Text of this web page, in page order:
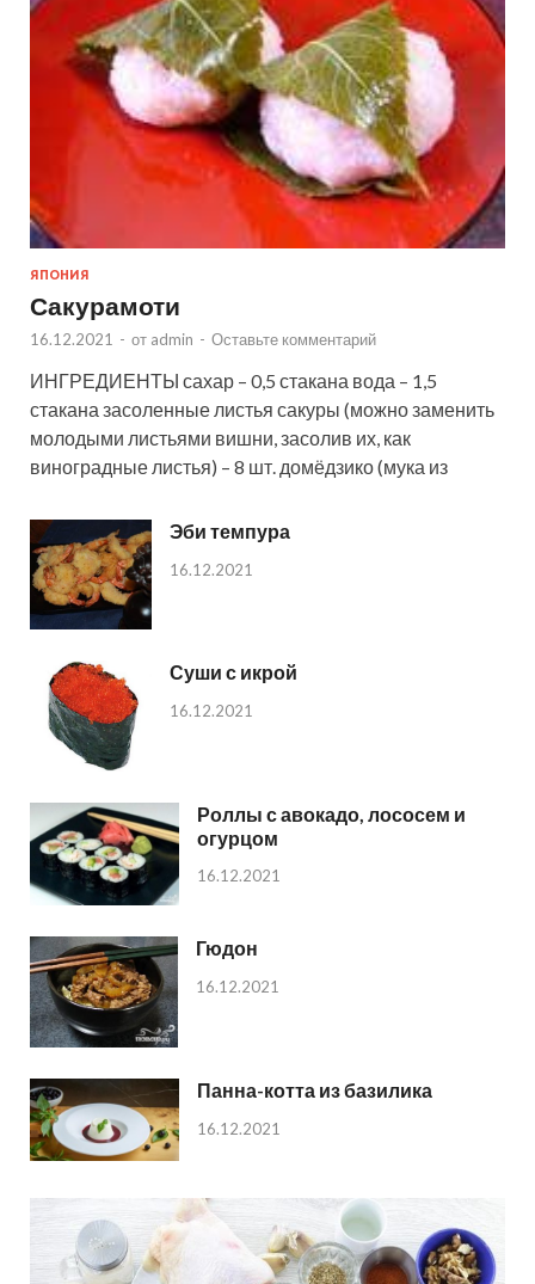
ЯПОНИЯ
Сакурамоти
16.12.2021 - от admin - Оставьте комментарий
ИНГРЕДИЕНТЫ сахар – 0,5 стакана вода – 1,5
стакана засоленные листья сакуры (можно заменить
молодыми листьями вишни, засолив их, как
виноградные листья) – 8 шт. домёдзико (мука из
Эби темпура
16.12.2021
Суши с икрой
16.12.2021
Роллы с авокадо, лососем и
огурцом
16.12.2021
Гюдон
16.12.2021
Панна-котта из базилика
16.12.2021